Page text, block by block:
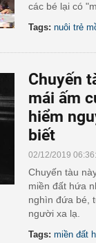
các bé lại có
Tags: nuôi trẻ
Chuyến
mái ấm
hiểm
biết
02/12/2019
Chuyến tàu
miền đất hứa
nghìn đứa bé,
người xa lạ.
Tags: miền đất